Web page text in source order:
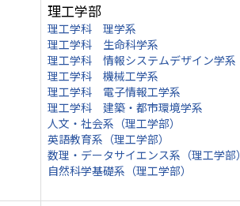
理工学部
理工学科 理学系
理工学科 生命科学系
理工学科 情報システムデザイン学系
理工学科 機械工学系
理工学科 電子情報工学系
理工学科 建築・都市環境学系
人文・社会系（理工学部）
英語教育系（理工学部）
数理・データサイエンス系（理工学部）
自然科学基礎系（理工学部）